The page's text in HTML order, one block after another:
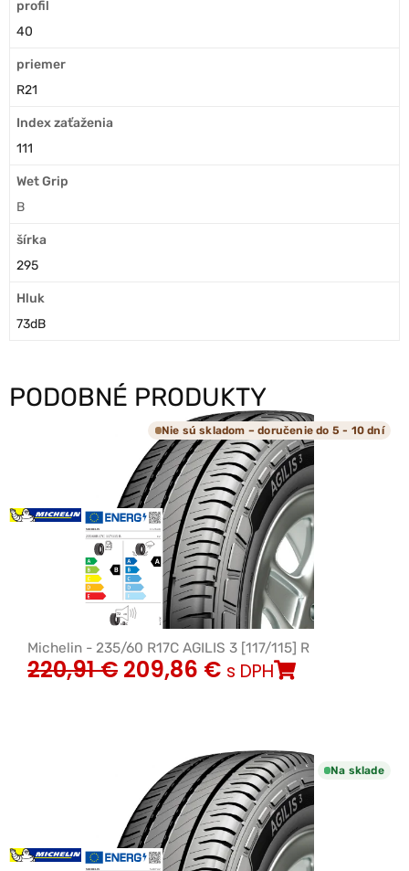
profil
40
priemer
R21
Index zaťaženia
111
Wet Grip
B
šírka
295
Hluk
73dB
PODOBNÉ PRODUKTY
Nie sú skladom – doručenie do 5 - 10 dní
Michelin - 235/60 R17C AGILIS 3 [117/115] R
220,91€ 209,86 € s DPH
Na sklade